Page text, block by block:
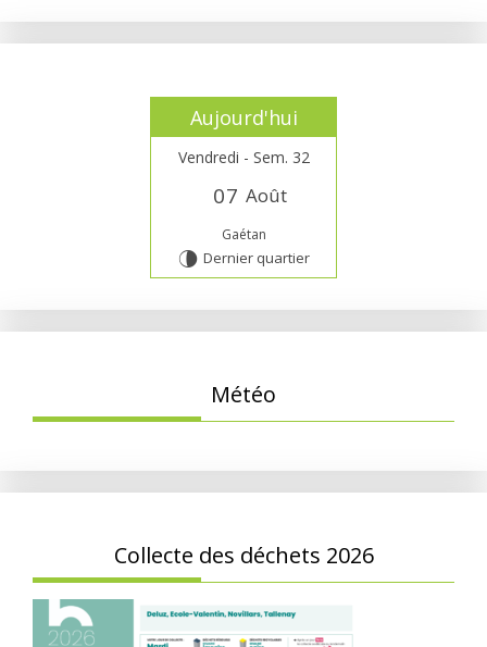
Aujourd'hui
Vendredi - Sem. 32
07 Août
Gaétan
U Dernier quartier
Météo
Collecte des déchets 2026